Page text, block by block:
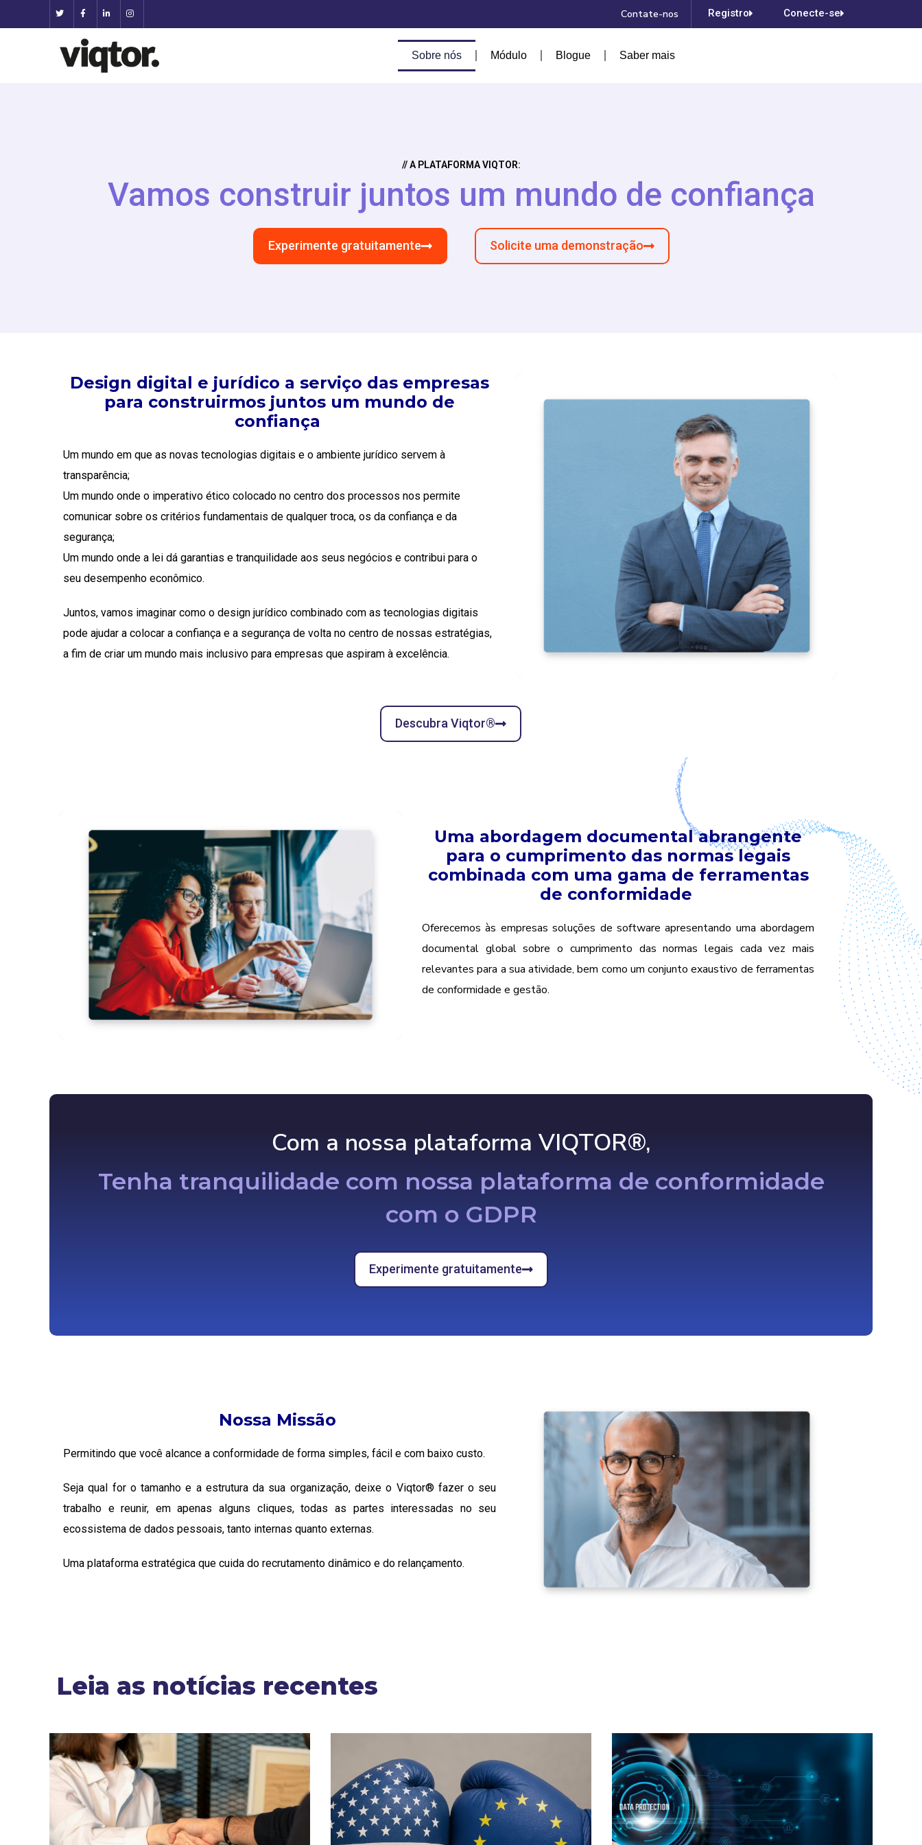
Contate-nos Registro Conecte-se
Sobre nós Módulo Blogue Saber mais
// A PLATAFORMA VIQTOR:
Vamos construir juntos um mundo de confiança
Experimente gratuitamente Solicite uma demonstração
Design digital e jurídico a serviço das empresas
para construirmos juntos um mundo de
confiança
Um mundo em que as novas tecnologias digitais e o ambiente jurídico servem à
transparência;
Um mundo onde o imperativo ético colocado no centro dos processos nos permite
comunicar sobre os critérios fundamentais de qualquer troca, os da confiança e da
segurança;
Um mundo onde a lei dá garantias e tranquilidade aos seus negócios e contribui para o
seu desempenho econômico.
Juntos, vamos imaginar como o design jurídico combinado com as tecnologias digitais
pode ajudar a colocar a confiança e a segurança de volta no centro de nossas estratégias,
a fim de criar um mundo mais inclusivo para empresas que aspiram à excelência.
Descubra Viqtor®
Uma abordagem documental abrangente
para o cumprimento das normas legais
combinada com uma gama de ferramentas
de conformidade
Oferecemos às empresassoluções de software apresentando uma abordagem
documental global sobre o cumprimento das normas legais cada vez mais
relevantes para a sua atividade, bem como um conjunto exaustivo de ferramentas
de conformidade e gestão.
Com a nossa plataforma VIQTOR®,
Tenha tranquilidade com nossa plataforma de conformidade
com o GDPR
Experimente gratuitamente
Nossa Missão
Permitindo que você alcance a conformidade de forma simples, fácil e com baixo custo.
Seja qual for o tamanho e a estrutura da sua organização, deixe o Viqtor® fazer o seu
trabalho e reunir, em apenas alguns cliques, todas as partes interessadas no seu
ecossistema de dados pessoais, tanto internas quanto externas.
Uma plataforma estratégica que cuida do recrutamento dinâmico e do relançamento.
Leia as notícias recentes